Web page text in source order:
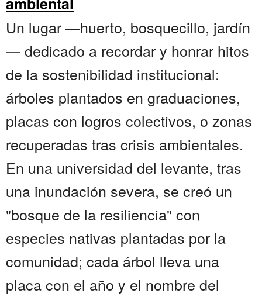
Un lugar —huerto, bosquecillo, jardín
— dedicado a recordar y honrar hitos
de la sostenibilidad institucional:
árboles plantados en graduaciones,
placas con logros colectivos, o zonas
recuperadas tras crisis ambientales.
En una universidad del levante, tras
una inundación severa, se creó un
"bosque de la resiliencia" con
especies nativas plantadas por la
comunidad; cada árbol lleva una
placa con el año y el nombre del